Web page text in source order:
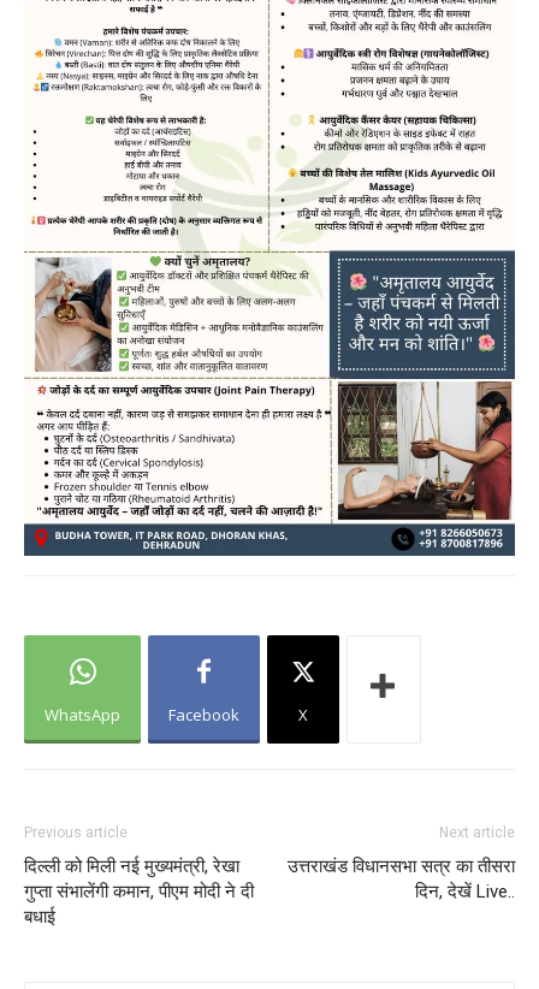
WhatsApp Facebook X
Previous article
दिल्ली को मिली नई मुख्यमंत्री, रेखा
गुप्ता संभालेंगी कमान, पीएम मोदी ने दी
बधाई
Next article
उत्तराखंड विधानसभा सत्र का तीसरा
दिन, देखें Live..